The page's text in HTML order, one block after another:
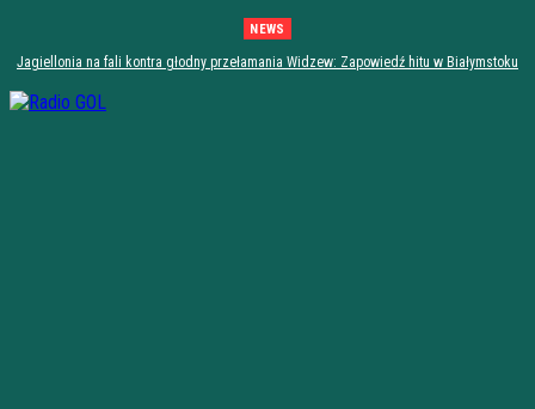
NEWS
Jagiellonia na fali kontra głodny przełamania Widzew: Zapowiedź hitu w Białymstoku